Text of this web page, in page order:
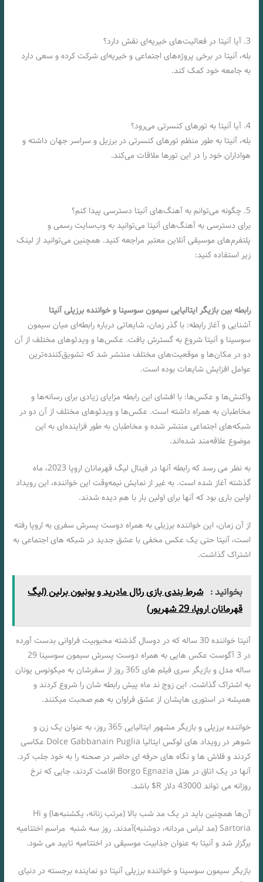
3. آیا آنیتا در فعالیت‌های خیریه‌ای نقش دارد؟
بله، آنیتا در برخی پروژه‌های اجتماعی و خیریه‌ای شرکت کرده و سعی دارد
به جامعه خود کمک کند.
4. آیا آنیتا به تورهای کنسرتی می‌رود؟
بله، آنیتا به طور منظم تورهای کنسرتی در برزیل و سراسر جهان داشته و
هواداران خود را در این تورها ملاقات می‌کند.
5. چگونه می‌توانم به آهنگ‌های آنیتا دسترسی پیدا کنم؟
برای دسترسی به آهنگ‌های آنیتا می‌توانید به وب‌سایت رسمی و
پلتفرم‌های موسیقی آنلاین معتبر مراجعه کنید. همچنین می‌توانید از لینک
زیر استفاده کنید:
رابطه بین بازیگر ایتالیایی سیمون سوسینا و خواننده برزیلی آنیتا
آشنایی و آغاز رابطه: با گذر زمان، شایعاتی درباره رابطه‌ای میان سیمون
سوسینا و آنیتا شروع به گسترش یافت. عکس‌ها و ویدئوهای مختلف از آن
دو در مکان‌ها و موقعیت‌های مختلف منتشر شد که تشویق‌کننده‌ترین
عوامل افزایش شایعات بوده است.
واکنش‌ها و عکس‌ها: با افشای این رابطه مزایای زیادی برای رسانه‌ها و
مخاطبان به همراه داشته است. عکس‌ها و ویدئوهای مختلف از آن دو در
شبکه‌های اجتماعی منتشر شده و مخاطبان به طور فزاینده‌ای به این
موضوع علاقه‌مند شده‌اند.
به نظر می رسد که رابطه آنها در فینال لیگ قهرمانان اروپا 2023، ماه
گذشته آغاز شده است. به غیر از نمایش نیمه‌وقت این خواننده، این رویداد
اولین باری بود که آنها برای اولین بار با هم دیده شدند.
از آن زمان، این خواننده برزیلی به همراه دوست پسرش سفری به اروپا رفته
است، آنیتا حتی یک عکس مخفی با عشق جدید در شبکه های اجتماعی به
اشتراک گذاشت.
بخوانید : شرط بندی بازی رئال مادرید و یونیون برلین (لیگ
قهرمانان اروپا، 29 شهریور)
آنیتا خواننده 30 ساله که در دوسال گذشته محبوبیت فراوانی بدست آورده
در 3 آگوست عکس هایی به همراه دوست پسرش سیمون سوسینا 29
ساله مدل و بازیگر سری فیلم های 365 روز از سفرشان به میکونوس یونان
به اشتراک گذاشت. این زوج ند ماه پیش رابطه شان را شروع کردند و
همیشه در استوری هایشان از عشق فراوان به هم صحبت میکنند.
خواننده برزیلی و بازیگر مشهور ایتالیایی 365 روز، به عنوان یک زن و
شوهر در رویداد های لوکس ایتالیا Dolce Gabbanain Puglia عکاسی
کردند و فلاش ها و نگاه های حرفه ای حاضر در صحنه را به خود جلب کرد.
آنها در یک اتاق در هتل Borgo Egnazia اقامت کردند، جایی که نرخ
روزانه می تواند 43000 دلار R$ باشد.
آن‌ها همچنین باید در یک مد شب بالا (مرتب زنانه، یکشنبه‌ها) و Hi
Sartoria (مد لباس مردانه، دوشنبه)آمدند. روز سه شنبه مراسم اختتامیه
برگزار شد و آنیتا به عنوان جذابیت موسیقی در اختتامیه تایید می شود.
بازیگر سیمون سوسینا و خواننده برزیلی آنیتا دو نماینده برجسته در دنیای